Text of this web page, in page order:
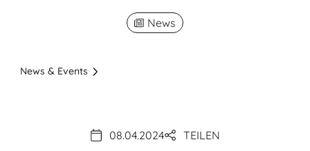
News
News & Events
08.04.2024 TEILEN